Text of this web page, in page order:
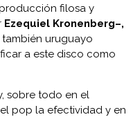
filosa y
Ezequiel Kronenberg–,
uruguayo
a este disco como
sobre todo en el
pop la efectividad y en